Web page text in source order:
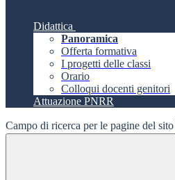
Didattica
Panoramica
Offerta formativa
I progetti delle classi
Orario
Colloqui docenti genitori
Attuazione PNRR
Campo di ricerca per le pagine del sito